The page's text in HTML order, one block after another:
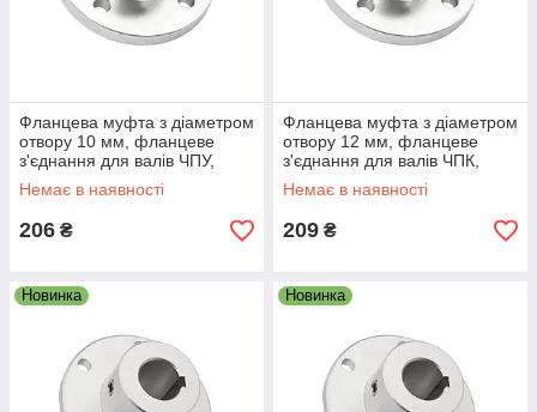
Фланцева муфта з діаметром
отвору 10 мм, фланцеве
з'єднання для валів ЧПУ,
редукторів і приводів
Немає в наявності
206 ₴
Фланцева муфта з діаметром
отвору 12 мм, фланцеве
з'єднання для валів ЧПК,
редукторів і приводів
Немає в наявності
209 ₴
Новинка Новинка